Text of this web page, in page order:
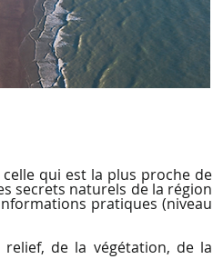
qui est la plus proche de
secrets naturels de la région
pratiques (niveau
relief, de la végétation, de la